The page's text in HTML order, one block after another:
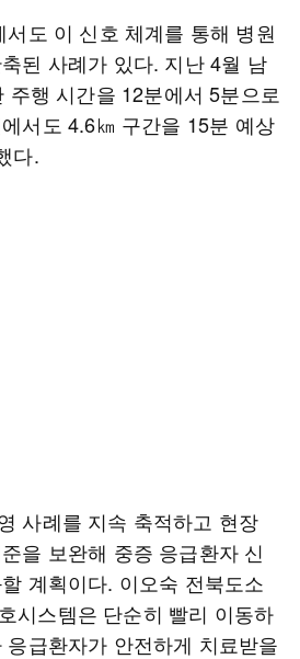
도 이 신호 체계를 통해 병원
된 사례가 있다. 지난 4월 남
주행 시간을 12분에서 5분으로
서도 4.6㎞ 구간을 15분 예상
다.
사례를 지속 축적하고 현장
을 보완해 중증 응급환자 신
계획이다. 이오숙 전북도소
시스템은 단순히 빨리 이동하
급환자가 안전하게 치료받을